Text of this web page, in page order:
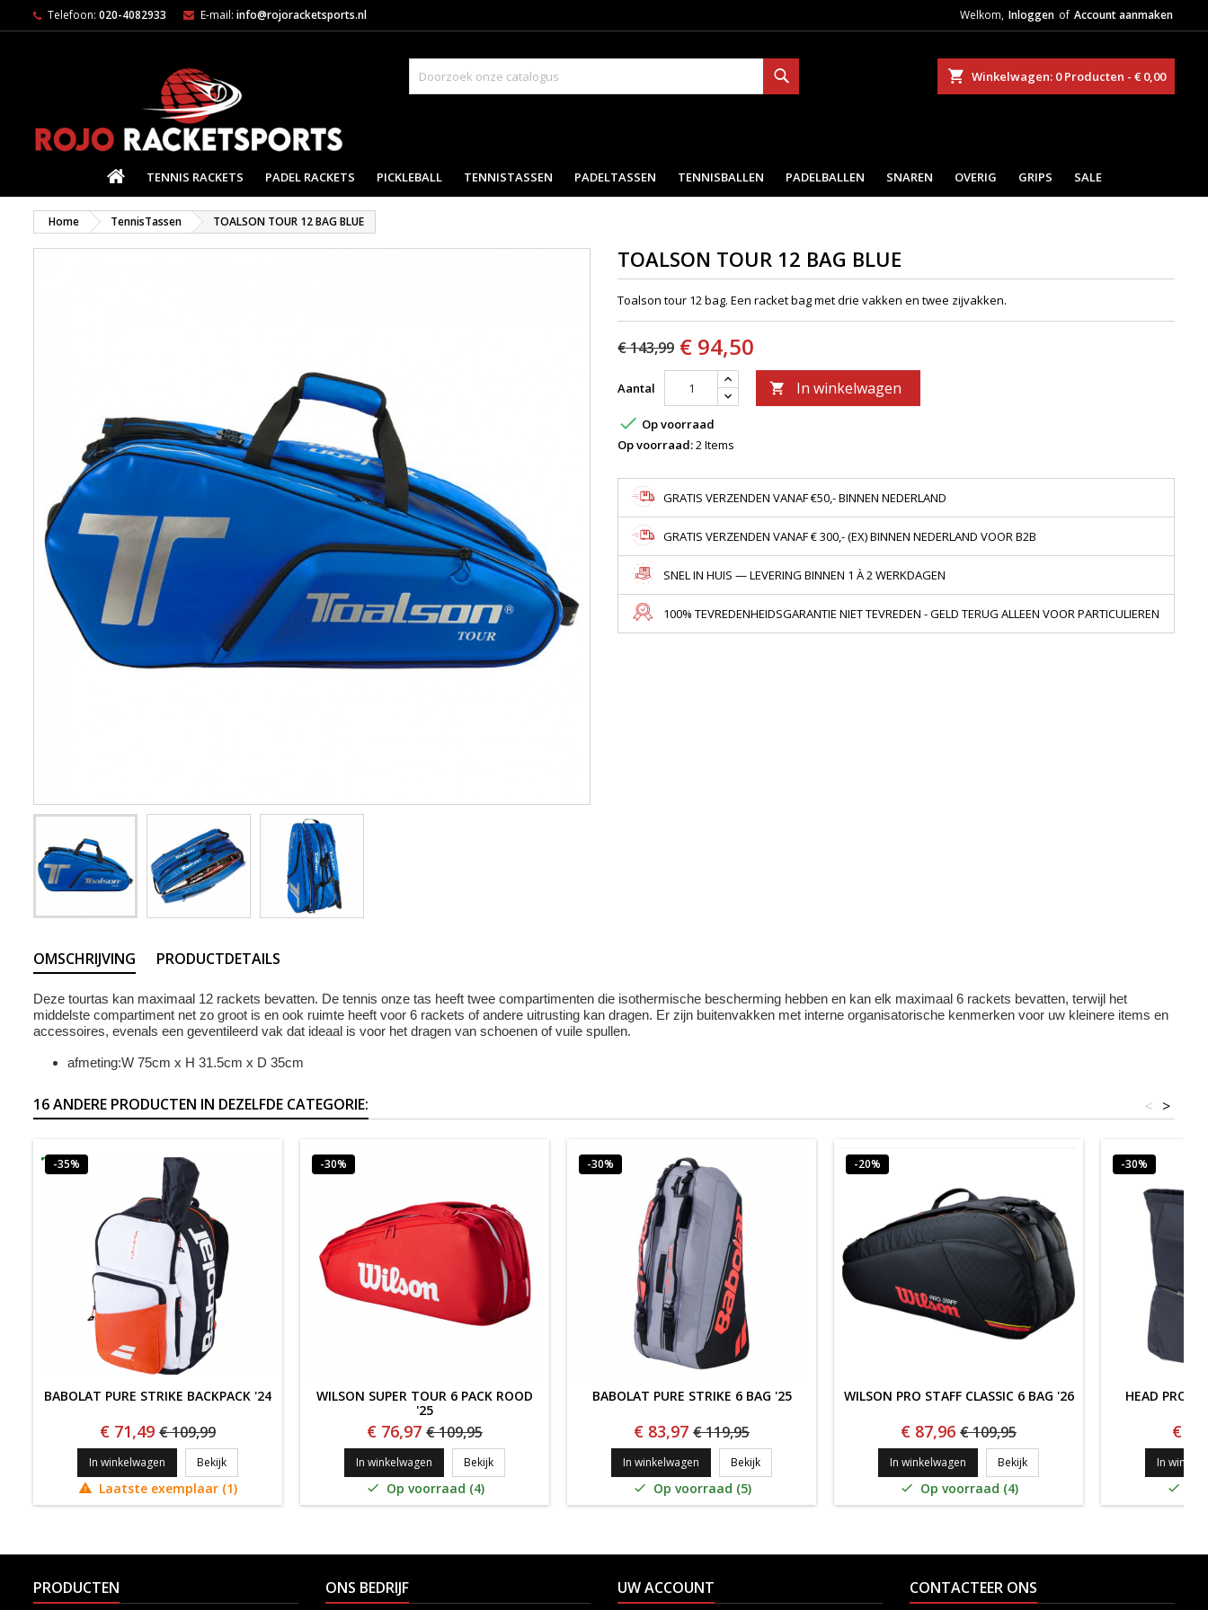
Telefoon: 020-4082933 E-mail: info@rojoracketsports.nl Welkom, Inloggen of Account aanmaken
Winkelwagen 0 Producten - € 0,00
HOMETENNIS RACKETS PADEL RACKETS PICKLEBALL TENNISTASSEN PADELTASSEN TENNISBALLEN PADELBALLEN SNAREN OVERIG GRIPS SALE
Home TennisTassen TOALSON TOUR 12 BAG BLUE
TOALSON TOUR 12 BAG BLUE
Toalson tour 12 bag. Een racket bag met drie vakken en twee zijvakken.
€ 143,99 € 94,50
Aantal  In winkelwagen
 Op voorraad
Op voorraad:2 Items
GRATIS VERZENDEN VANAF €50,- BINNEN NEDERLAND
GRATIS VERZENDEN VANAF € 300,- (EX) BINNEN NEDERLAND VOOR B2B
SNEL IN HUIS — LEVERING BINNEN 1 À 2 WERKDAGEN
100% TEVREDENHEIDSGARANTIE NIET TEVREDEN - GELD TERUG ALLEEN VOOR PARTICULIEREN
OMSCHRIJVING PRODUCTDETAILS
Deze tourtas kan maximaal 12 rackets bevatten. De tennis onze tas heeft twee compartimenten die isothermische bescherming hebben en kan elk maximaal 6 rackets bevatten, terwijl het
middelste compartiment net zo groot is en ook ruimte heeft voor 6 rackets of andere uitrusting kan dragen. Er zijn buitenvakken met interne organisatorische kenmerken voor uw kleinere items en
accessoires, evenals een geventileerd vak dat ideaal is voor het dragen van schoenen of vuile spullen.
afmeting:W 75cm x H 31.5cm x D 35cm
16 ANDERE PRODUCTEN IN DEZELFDE CATEGORIE: >
<
-35%
BABOLAT PURE STRIKE BACKPACK '24
€ 71,49 € 109,99
In winkelwagen BekijkBabolat Pure Strike Backpack '24
 Laatste exemplaar (1)
-30%
WILSON SUPER TOUR 6 PACK ROOD
'25
€ 76,97 € 109,95
In winkelwagen BekijkWilson Super Tour 6 Pack ROOD '25
 Op voorraad (4)
-30%
BABOLAT PURE STRIKE 6 BAG '25
€ 83,97 € 119,95
In winkelwagen BekijkBABOLAT PURE STRIKE 6 BAG '25
 Op voorraad (5)
-20%
WILSON PRO STAFF CLASSIC 6 BAG '26
€ 87,96 € 109,95
In winkelwagen BekijkWILSON PRO STAFF CLASSIC 6 BAG
 Op voorraad (4)
-30%
HEAD PRO
€
In

PRODUCTEN ONS BEDRIJF UW ACCOUNT CONTACTEER ONS